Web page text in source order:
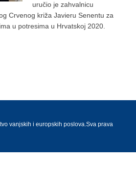
uručio je zahvalnicu
Crvenog križa Javieru Senentu za
u potresima u Hrvatskoj 2020.
vanjskih i europskih poslova.Sva prava